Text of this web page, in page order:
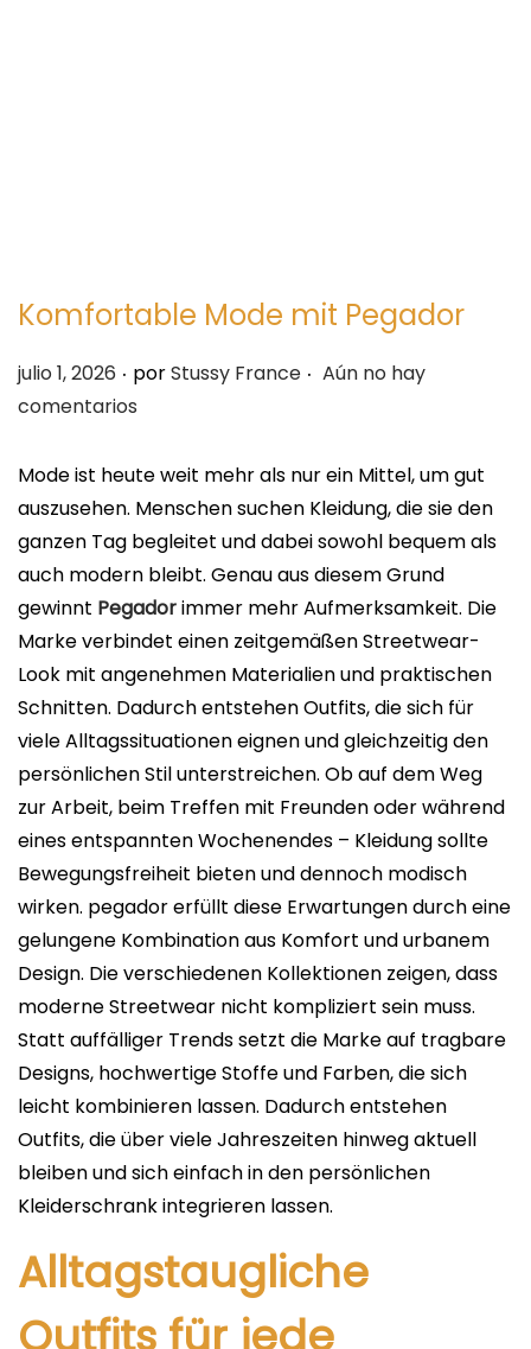
Komfortable Mode mit Pegador
P
u
l
i
c
a
d
o
e
l
julio 1, 2026 . porStussy France . Aún no hay
comentarios
Mode ist heute weit mehr als nur ein Mittel, um gut
auszusehen. Menschen suchen Kleidung, die sie den
ganzen Tag begleitet und dabei sowohl bequem als
auch modern bleibt. Genau aus diesem Grund
gewinnt Pegadorimmer mehr Aufmerksamkeit. Die
Marke verbindet einen zeitgemäßen Streetwear-
Look mit angenehmen Materialien und praktischen
Schnitten. Dadurch entstehen Outfits, die sich für
viele Alltagssituationen eignen und gleichzeitig den
persönlichen Stil unterstreichen. Ob auf dem Weg
zur Arbeit, beim Treffen mit Freunden oder während
eines entspannten Wochenendes – Kleidung sollte
Bewegungsfreiheit bieten und dennoch modisch
wirken. pegador erfüllt diese Erwartungen durch eine
gelungene Kombination aus Komfort und urbanem
Design. Die verschiedenen Kollektionen zeigen, dass
moderne Streetwear nicht kompliziert sein muss.
Statt auffälliger Trends setzt die Marke auf tragbare
Designs, hochwertige Stoffe und Farben, die sich
leicht kombinieren lassen. Dadurch entstehen
Outfits, die über viele Jahreszeiten hinweg aktuell
bleiben und sich einfach in den persönlichen
Kleiderschrank integrieren lassen.
Alltagstaugliche
Outfits für jede